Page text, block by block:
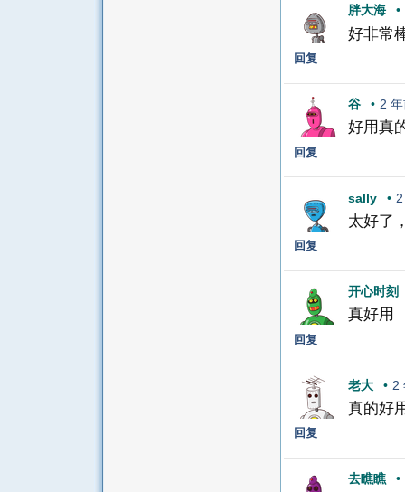
胖大海 •
好非常
回复
谷 • 2
好用真
回复
sally •
太好了
回复
开心时刻
真好用
回复
老大 • 2
真的好
回复
去瞧瞧 •